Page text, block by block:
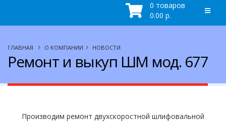
0 товаров
0.00 р.
Ремонт и выкуп ШМ мод. 677
ГЛАВНАЯ О КОМПАНИИ НОВОСТИ
Производим ремонт двухскоростной шлифовальной